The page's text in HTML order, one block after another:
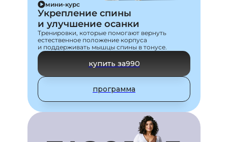
мини-курс
Укрепление спины
и улучшение осанки
Тренировки, которые помогают вернуть
естественное положение корпуса
и поддерживать мышцы спины в тонусе.
купить за990
программа